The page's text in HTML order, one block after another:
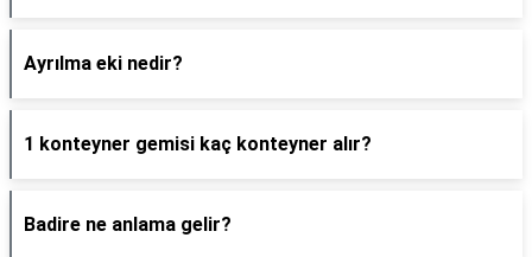
Ayrılma eki nedir?
1 konteyner gemisi kaç konteyner alır?
Badire ne anlama gelir?